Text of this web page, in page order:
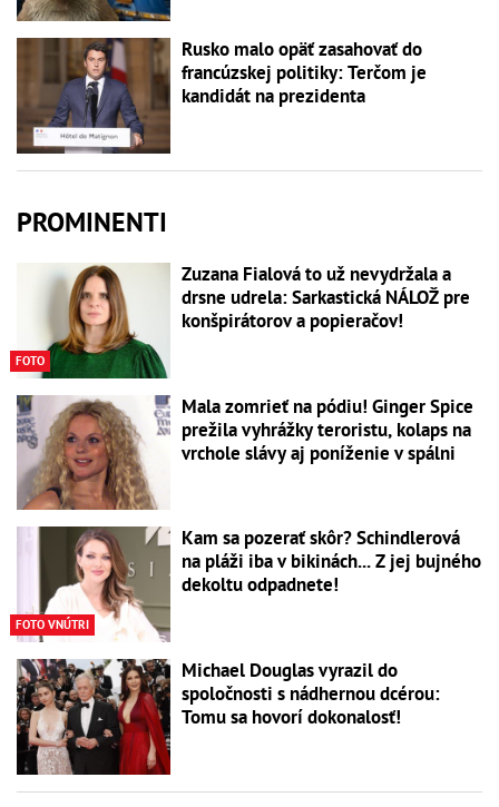
Rusko malo opäť zasahovať do
francúzskej politiky: Terčom je
kandidát na prezidenta
PROMINENTI
FOTO
Zuzana Fialová to už nevydržala a
drsne udrela: Sarkastická NÁLOŽ pre
konšpirátorov a popieračov!
Mala zomrieť na pódiu! Ginger Spice
prežila vyhrážky teroristu, kolaps na
vrchole slávy aj poníženie v spálni
FOTO VNÚTRI
Kam sa pozerať skôr? Schindlerová
na pláži iba v bikinách... Z jej bujného
dekoltu odpadnete!
Michael Douglas vyrazil do
spoločnosti s nádhernou dcérou:
Tomu sa hovorí dokonalosť!